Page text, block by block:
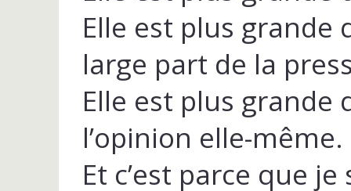
Elle est plus grande
large part de la
Elle est plus grande
l’opinion elle-même.
Et c’est parce que